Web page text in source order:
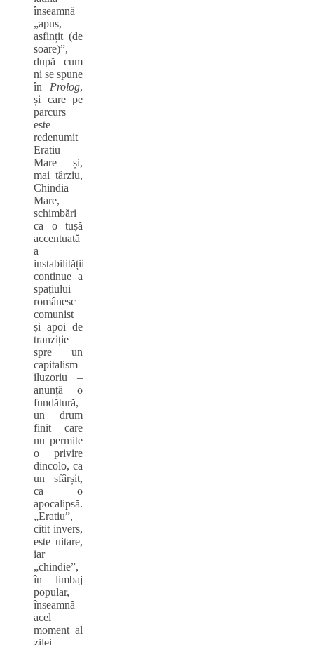
înseamnă
„apus,
asfințit (de
soare)”,
după cum
ni se spune
în Prolog,
și care pe
parcurs
este
redenumit
Eratiu
Mare și,
mai târziu,
Chindia
Mare,
schimbări
ca o tușă
accentuată
a
instabilității
continue a
spațiului
românesc
comunist
și apoi de
tranziție
spre un
capitalism
iluzoriu –
anunță o
fundătură,
un drum
finit care
nu permite
o privire
dincolo, ca
un sfârșit,
ca o
apocalipsă.
„Eratiu”,
citit invers,
este uitare,
iar
„chindie”,
în limbaj
popular,
înseamnă
acel
moment al
zilei